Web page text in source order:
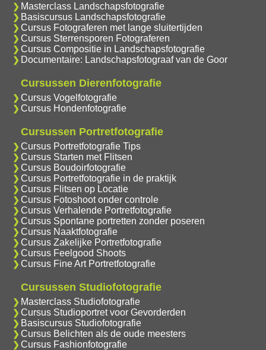
Masterclass Landschapsfotografie
Basiscursus Landschapsfotografie
Cursus Fotograferen met lange sluitertijden
Cursus Sterrensporen Fotograferen
Cursus Compositie in Landschapsfotografie
Documentaire: Landschapsfotograaf van de Goor
Cursussen Dierenfotografie
Cursus Vogelfotografie
Cursus Hondenfotografie
Cursussen Portretfotografie
Cursus Portretfotografie Tips
Cursus Starten met Flitsen
Cursus Boudoirfotografie
Cursus Portretfotografie in de praktijk
Cursus Flitsen op Locatie
Cursus Fotoshoot onder controle
Cursus Verhalende Portretfotografie
Cursus Spontane portretten zonder poseren
Cursus Naaktfotografie
Cursus Zakelijke Portretfotografie
Cursus Feelgood Shoots
Cursus Fine Art Portretfotografie
Cursussen Studiofotografie
Masterclass Studiofotografie
Cursus Studioportret voor Gevorderden
Basiscursus Studiofotografie
Cursus Belichten als de oude meesters
Cursus Fashionfotografie